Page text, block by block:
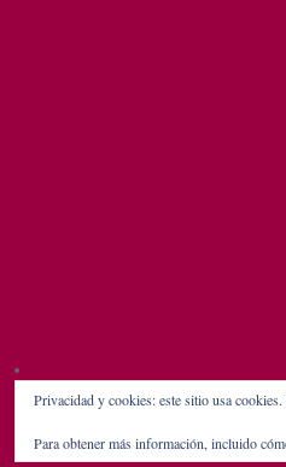
Privacidad y cookies: este sitio usa
Para obtener más información, incluido